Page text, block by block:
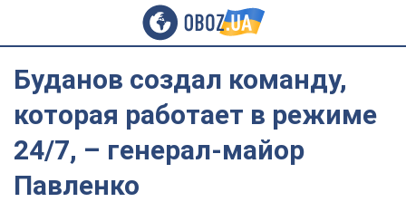
Буданов создал команду,
которая работает в режиме
24/7, – генерал-майор
Павленко